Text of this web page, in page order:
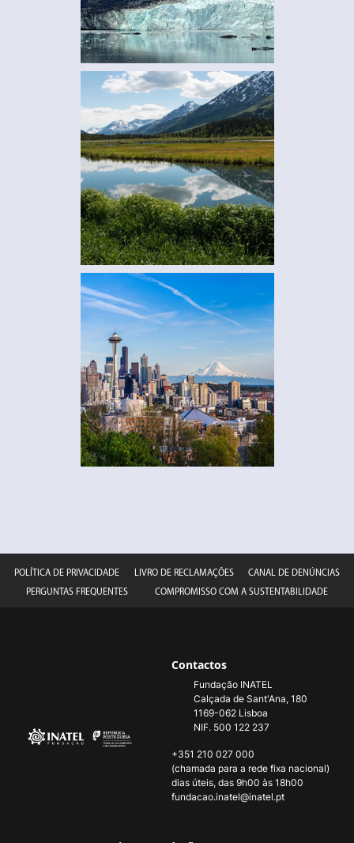
POLÍTICA DE PRIVACIDADE LIVRO DE RECLAMAÇÕES
CANAL DE DENÚNCIAS
PERGUNTAS FREQUENTES
COMPROMISSO COM A SUSTENTABILIDADE
Contactos
Fundação INATEL
Calçada de Sant'Ana, 180
1169-062 Lisboa
NIF. 500 122 237
+351 210 027 000
(chamada para a rede fixa nacional)
dias úteis, das 9h00 às 18h00
fundacao.inatel@inatel.pt